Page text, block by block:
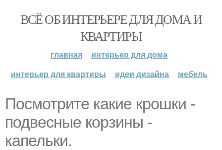
ВСЁ ОБ ИНТЕРЬЕРЕ ДЛЯ ДОМА И
КВАРТИРЫ
главная
интерьер для дома
интерьер для квартиры
идеи дизайна мебель
Посмотрите какие крошки -
подвесные корзины -
капельки.